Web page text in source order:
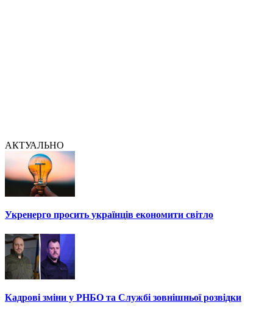
АКТУАЛЬНО
Укренерго просить українців економити світло
Кадрові зміни у РНБО та Службі зовнішньої розвідки